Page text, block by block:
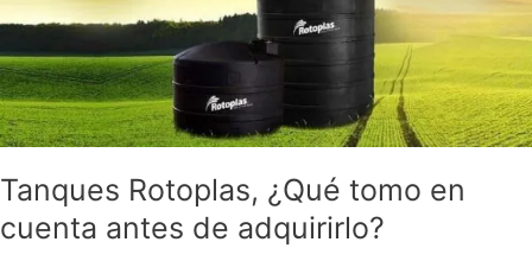
Tanques Rotoplas, ¿Qué tomo en
cuenta antes de adquirirlo?
cuenta
de
adquirirlo?